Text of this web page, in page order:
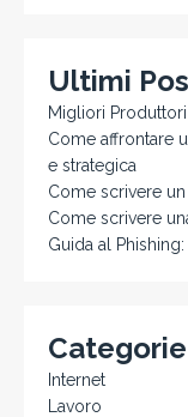
Ultimi
Migliori
Come affrontare
e strategica
Come scrivere
Come scrivere
Guida al
Categorie
Internet
Lavoro